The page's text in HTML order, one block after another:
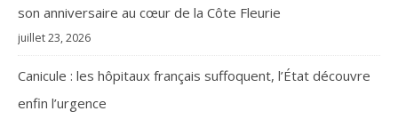
son anniversaire au cœur de la Côte Fleurie
juillet 23, 2026
Canicule : les hôpitaux français suffoquent, l’État découvre
enfin l’urgence